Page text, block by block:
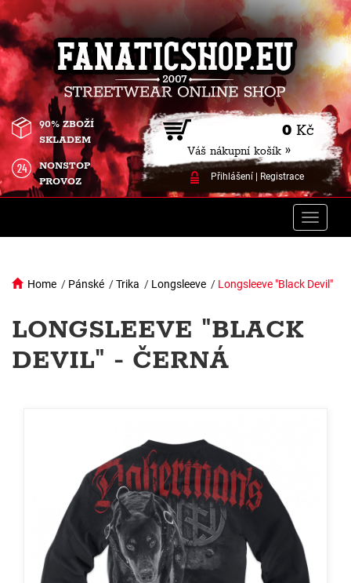
0 Kč
Váš nákupní košík »
Přihlášení| Registrace
90% ZBOŽÍ
SKLADEM
NONSTOP
PROVOZ
Toggle
Home / Pánské /Trika / Longsleeve / Longsleeve "Black Devil"
LONGSLEEVE "BLACK
DEVIL" - ČERNÁ